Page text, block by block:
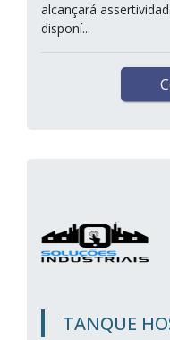
alcançará
disponí...
TANQUE